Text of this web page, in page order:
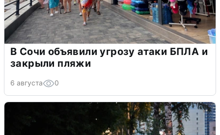
В Сочи объявили угрозу атаки БПЛА и
закрыли пляжи
6 августа 0